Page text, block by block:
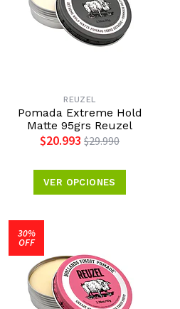
REUZEL
Pomada Extreme Hold
Matte 95grs Reuzel
$20.993 $29.990
VER OPCIONES
30%
OFF